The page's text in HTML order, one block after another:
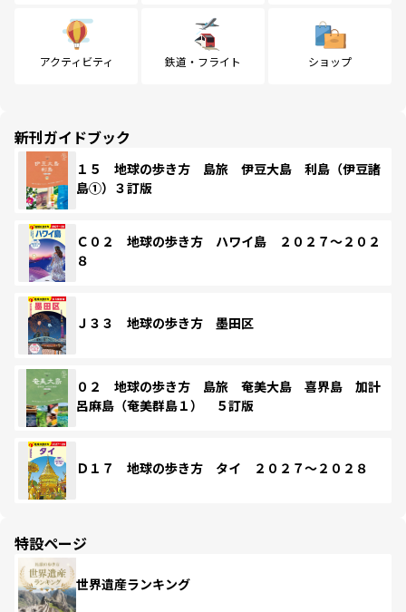
アクティビティ 鉄道・フライト ショップ
新刊ガイドブック
１５ 地球の歩き方 島旅 伊豆大島 利島（伊豆諸
島①）３訂版
Ｃ０２ 地球の歩き方 ハワイ島 ２０２７～２０２
８
Ｊ３３ 地球の歩き方 墨田区
０２ 地球の歩き方 島旅 奄美大島 喜界島 加計
呂麻島（奄美群島１） ５訂版
Ｄ１７ 地球の歩き方 タイ ２０２７～２０２８
特設ページ
世界遺産ランキング